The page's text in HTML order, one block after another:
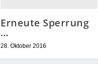
Erneute Sperrung
…
28. Oktober 2016